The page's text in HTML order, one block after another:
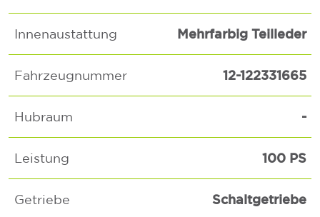
Innenaustattung Mehrfarbig Teilleder
Fahrzeugnummer 12-122331665
Hubraum -
Leistung 100 PS
Getriebe Schaltgetriebe